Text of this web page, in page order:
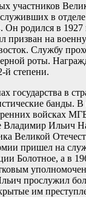
участников
в
Он родился в 1927
призван на
Службу
роты.
й степени.
государства в
банды.
войсках
Владимир Ильич
Великой
пришел на
Болотное, а в
прослужил
им